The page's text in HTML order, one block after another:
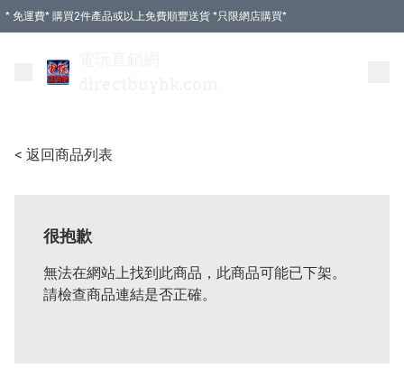
* 免運費* 購買2件產品或以上免費順豐送貨 *只限網店購買*
< 返回商品列表
很抱歉
無法在網站上找到此商品，此商品可能已下架。
請檢查商品連結是否正確。